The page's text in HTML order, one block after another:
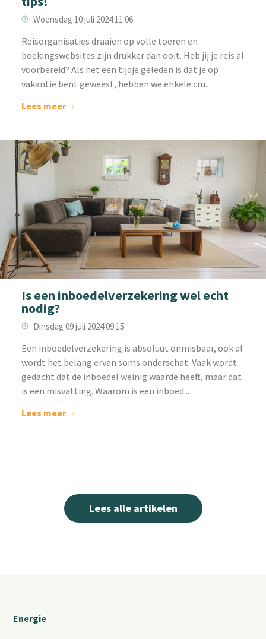
Woensdag 10 juli 2024 11:06
Reisorganisaties draaien op volle toeren en
boekingswebsites zijn drukker dan ooit. Heb jij je reis al
voorbereid? Als het een tijdje geleden is dat je op
vakantie bent geweest, hebben we enkele cru...
Lees meer
Is een inboedelverzekering wel echt
nodig?
Dinsdag 09 juli 2024 09:15
Een inboedelverzekering is absoluut onmisbaar, ook al
wordt het belang ervan soms onderschat. Vaak wordt
gedacht dat de inboedel weinig waarde heeft, maar dat
is een misvatting. Waarom is een inboed...
Lees meer
Lees alle artikelen
Energie